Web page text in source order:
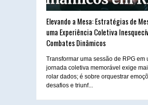
Elevando a Mesa: Estratégias de
uma Experiência Coletiva
Combates Dinâmicos
Transformar uma sessão de RPG em
jornada coletiva memorável exige
rolar dados; é sobre orquestrar
desafios e triunf...